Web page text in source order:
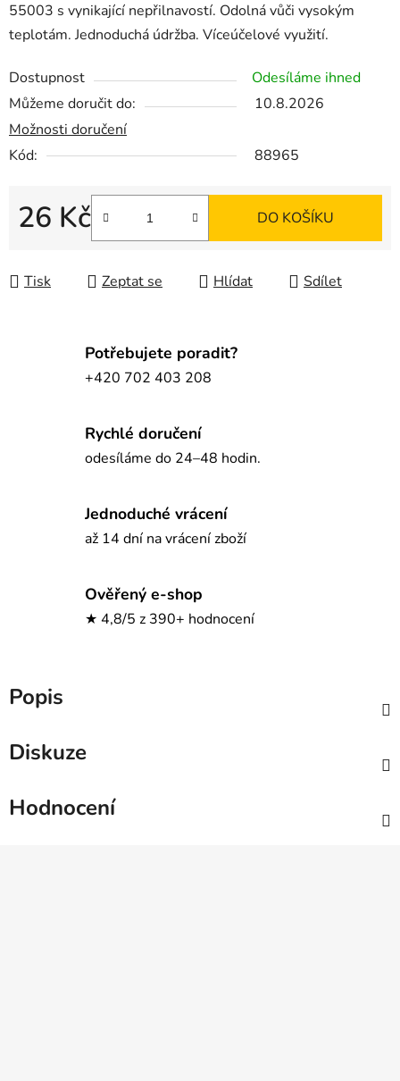
55003 s vynikající nepřilnavostí. Odolná vůči vysokým
teplotám. Jednoduchá údržba. Víceúčelové využití.
Dostupnost
Odesíláme ihned
Můžeme doručit do:
10.8.2026
Možnosti doručení
Kód:
88965
26 Kč
Měrná cena:
DO KOŠÍKU
Tisk Zeptat se Hlídat Sdílet
Potřebujete poradit?
+420 702 403 208
Rychlé doručení
odesíláme do 24–48 hodin.
Jednoduché vrácení
až 14 dní na vrácení zboží
Ověřený e-shop
★ 4,8/5 z 390+ hodnocení
Popis
Diskuze
Hodnocení